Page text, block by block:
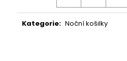
Kategorie: Noční košilky